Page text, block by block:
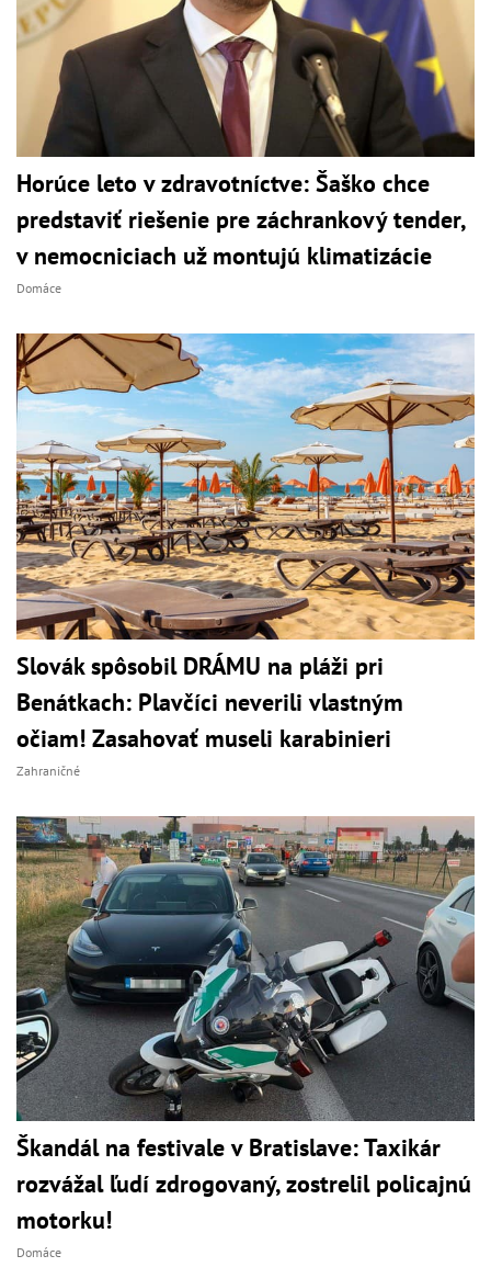
Horúce leto v zdravotníctve: Šaško chce
predstaviť riešenie pre záchrankový tender,
v nemocniciach už montujú klimatizácie
Domáce
Slovák spôsobil DRÁMU na pláži pri
Benátkach: Plavčíci neverili vlastným
očiam! Zasahovať museli karabinieri
Zahraničné
Škandál na festivale v Bratislave: Taxikár
rozvážal ľudí zdrogovaný, zostrelil policajnú
motorku!
Domáce